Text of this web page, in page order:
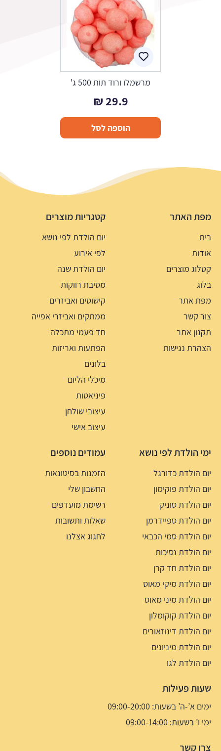
מרשמלו ורוד תות 500 ג'
29.9
₪
הוספה לסל
מפת האתר
בית
אודות
קטלוג מוצרים
בלוג
מפת אתר
צור קשר
תקנון אתר
הצהרת נגישות
קטגריות מוצרים
יום הולדת לפי נושא
לפי אירוע
יום הולדת שנה
מסיבת רווקות
קישוטים ואביזרים
ממתקים ואביזרי אפייה
חד פעמי מתכלה
הפתעות ואריזות
בלונים
מיכלי הליום
פיניאטות
עיצובי שולחן
עיצוב אישי
ימי הולדת לפי נושא
יום הולדת כדורגל
יום הולדת פוקימון
יום הולדת סוניק
יום הולדת ספיידרמן
יום הולדת סמי הכבאי
יום הולדת נסיכות
יום הולדת חד קרן
יום הולדת מיקי מאוס
יום הולדת מיני מאוס
יום הולדת קוקומלון
יום הולדת דינוזאורים
יום הולדת מיניונים
יום הולדת לגו
עמודים נוספים
הזמנות בסיטונאות
החשבון שלי
רשימת מועדפים
שאלות ותשובות
לחגוג אצלנו
שעות פעילות
ימים א’-ה’ בשעות: 09:00-20:00
ימי ו’ בשעות: 09:00-14:00
צרו קשר